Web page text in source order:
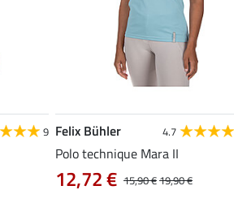
9 Felix Bühler 4.7
Polo technique Mara II
15,90 €19,90 €
12,72 €